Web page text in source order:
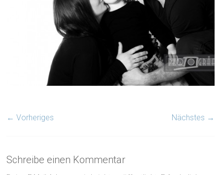
← Vorheriges Nächstes →
Schreibe einen Kommentar